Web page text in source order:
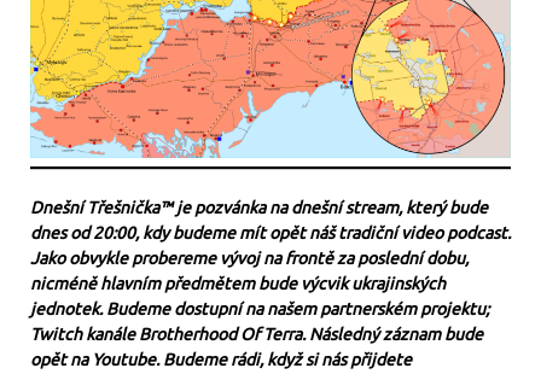
Dnešní Třešnička™ je pozvánka na dnešní stream, který bude
dnes od 20:00, kdy budeme mít opět náš tradiční video podcast.
Jako obvykle probereme vývoj na frontě za poslední dobu,
nicméně hlavním předmětem bude výcvik ukrajinských
jednotek. Budeme dostupní na našem partnerském projektu;
Twitch kanále Brotherhood Of Terra. Následný záznam bude
opět na Youtube. Budeme rádi, když si nás přijdete